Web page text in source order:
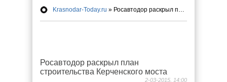
Программа «Мир без слёз» впервые в Анапе:
Исмагил Шангареев. В поисках внутренней
Krasnodar-Today.ru » Росавтодор раскрыл план строительства Керченского моста
Росавтодор раскрыл план
строительства Керченского моста
2-03-2015, 14:00